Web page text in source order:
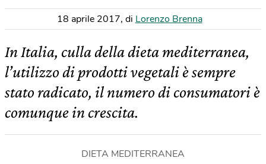
18 aprile 2017, di Lorenzo Brenna
In Italia, culla della dieta mediterranea,
l’utilizzo di prodotti vegetali è sempre
stato radicato, il numero di consumatori è
comunque in crescita.
DIETA MEDITERRANEA